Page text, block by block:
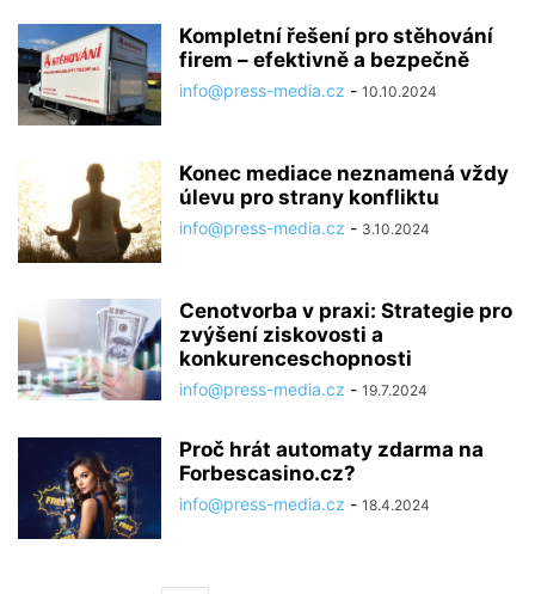
Kompletní řešení pro stěhování
firem – efektivně a bezpečně
info@press-media.cz - 10.10.2024
Konec mediace neznamená vždy
úlevu pro strany konfliktu
info@press-media.cz - 3.10.2024
Cenotvorba v praxi: Strategie pro
zvýšení ziskovosti a
konkurenceschopnosti
info@press-media.cz - 19.7.2024
Proč hrát automaty zdarma na
Forbescasino.cz?
info@press-media.cz - 18.4.2024